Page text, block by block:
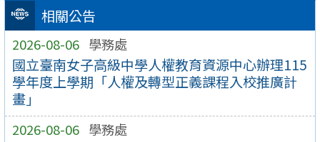
相關公告
2026-08-06 學務處
國立臺南女子高級中學人權教育資源中心辦理115
學年度上學期「人權及轉型正義課程入校推廣計
畫」
2026-08-06 學務處